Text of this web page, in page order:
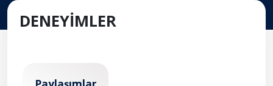
DENEYİMLER